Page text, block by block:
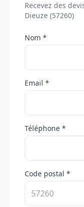
Recevez des
Dieuze (57260)
Nom *
Email *
Téléphone *
Code postal *